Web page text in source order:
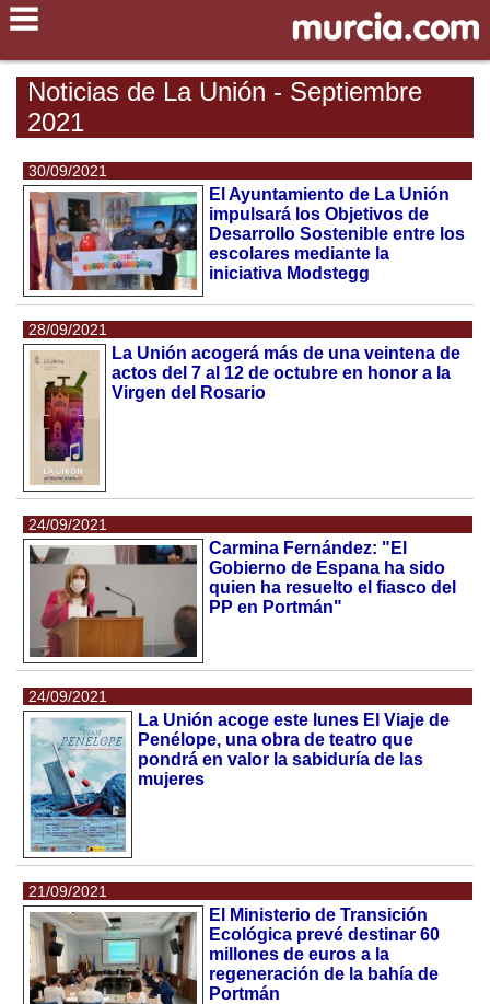
Noticias de La Unión - Septiembre
2021
30/09/2021
El Ayuntamiento de La Unión
impulsará los Objetivos de
Desarrollo Sostenible entre los
escolares mediante la
iniciativa Modstegg
28/09/2021
La Unión acogerá más de una veintena de
actos del 7 al 12 de octubre en honor a la
Virgen del Rosario
24/09/2021
Carmina Fernández: "El
Gobierno de Espana ha sido
quien ha resuelto el fiasco del
PP en Portmán"
24/09/2021
La Unión acoge este lunes El Viaje de
Penélope, una obra de teatro que
pondrá en valor la sabiduría de las
mujeres
21/09/2021
El Ministerio de Transición
Ecológica prevé destinar 60
millones de euros a la
regeneración de la bahía de
Portmán